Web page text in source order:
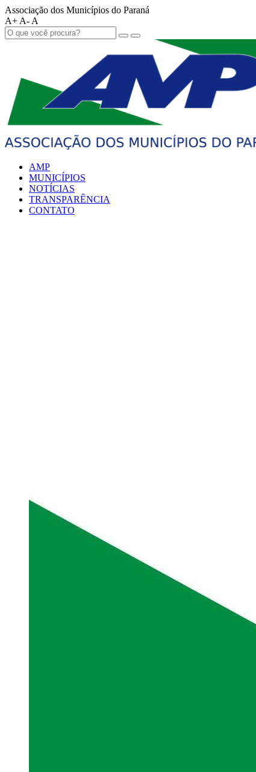
Associação dos Municípios do Paraná
A+ A- A
AMP
MUNICÍPIOS
NOTÍCIAS
TRANSPARÊNCIA
CONTATO